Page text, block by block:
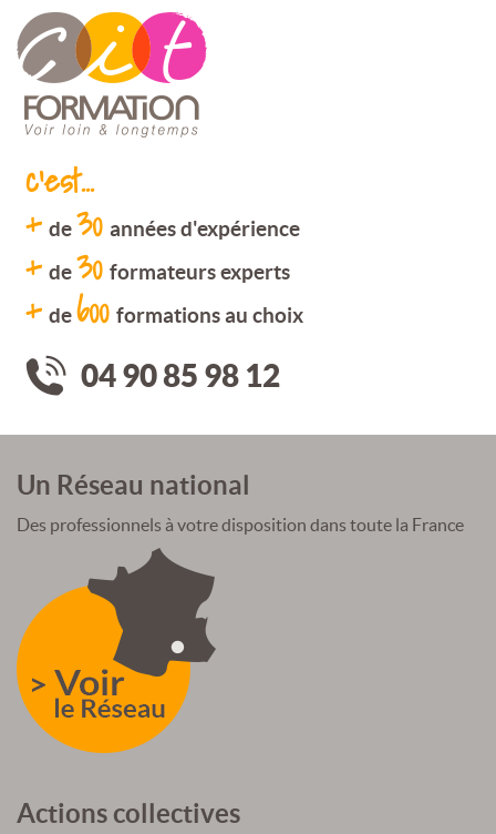
c'est...
+ de30 années d'expérience
+ de30 formateurs experts
+ de600 formations au choix
04 90 85 98 12
Un Réseau national
Des professionnels à votre disposition dans toute la France
Actions collectives